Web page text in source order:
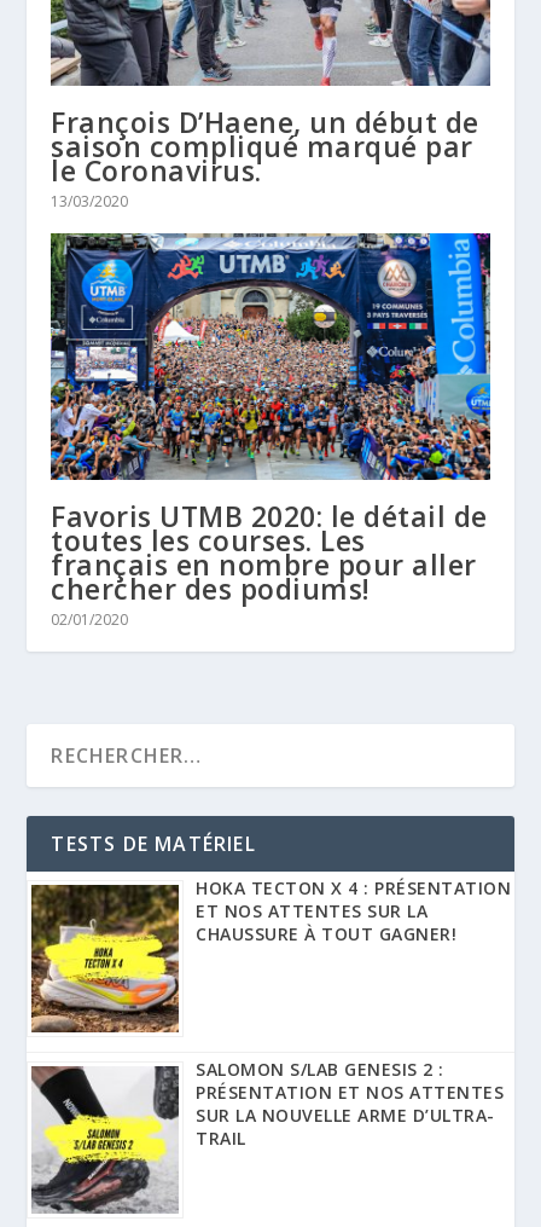
François D’Haene, un début de
saison compliqué marqué par
le Coronavirus.
13/03/2020
Favoris UTMB 2020: le détail de
toutes les courses. Les
français en nombre pour aller
chercher des podiums!
02/01/2020
TESTS DE MATÉRIEL
HOKA TECTON X 4 : PRÉSENTATION
ET NOS ATTENTES SUR LA
CHAUSSURE À TOUT GAGNER!
SALOMON S/LAB GENESIS 2 :
PRÉSENTATION ET NOS ATTENTES
SUR LA NOUVELLE ARME D’ULTRA-
TRAIL